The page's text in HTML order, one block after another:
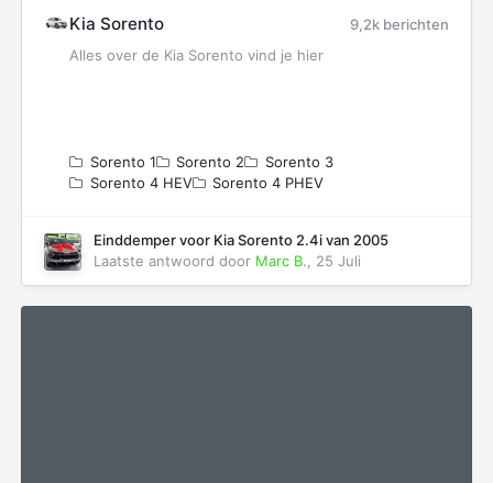
Kia Sorento
9,2k berichten
Alles over de Kia Sorento vind je hier
Sorento 1 Sorento 2
Sorento 3
Sorento 4 HEV
Sorento 4 PHEV
Einddemper voor Kia Sorento 2.4i van 2005
Laatste antwoord door Marc B. 25 Juli